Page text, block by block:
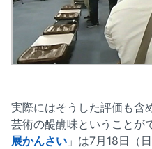
実際にはそうした評価も含
芸術の醍醐味ということが
展かんさい 」は7月18日（